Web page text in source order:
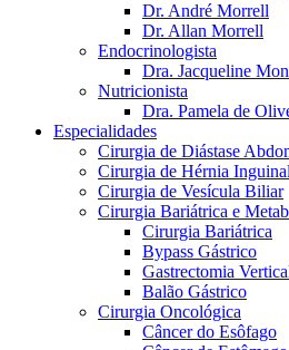
Dr. André Morrell
Dr. Allan Morrell
Endocrinologista
Dra. Jacqueline
Nutricionista
Dra. Pamela de
Especialidades
Cirurgia de Diástase
Cirurgia de Hérnia Inguinal
Cirurgia de Vesícula Biliar
Cirurgia Bariátrica e
Cirurgia Bariátrica
Bypass Gástrico
Gastrectomia
Balão Gástrico
Cirurgia Oncológica
Câncer do Esôfago